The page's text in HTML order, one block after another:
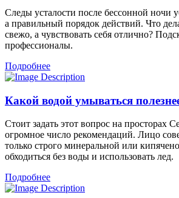
Следы усталости после бессонной ночи
а правильный порядок действий. Что
свежо, а чувствовать себя отлично?
профессионалы.
Подробнее
Какой водой умываться
Стоит задать этот вопрос на просторах
огромное число рекомендаций. Лицо
только строго минеральной или
обходиться без воды и использовать лед.
Подробнее